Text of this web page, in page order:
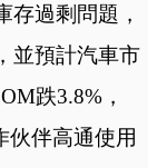
存過剩問題，
並預計汽車市
跌3.8%，
伙伴高通使用